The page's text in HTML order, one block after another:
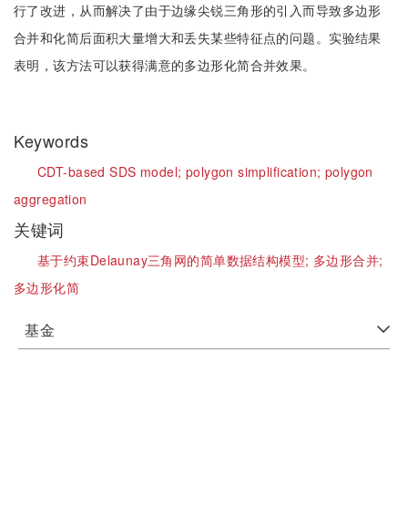
行了改进，从而解决了由于边缘尖锐三角形的引入而导致多边形
合并和化简后面积大量增大和丢失某些特征点的问题。实验结果
表明，该方法可以获得满意的多边形化简合并效果。
Keywords
CDT-based SDS model; polygon simplification; polygon
aggregation
关键词
基于约束Delaunay三角网的简单数据结构模型; 多边形合并;
多边形化简
基金